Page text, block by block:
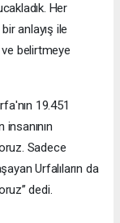
Her
anlayış ile
belirtmeye
19.451
Sadece
Urfalıların da
dedi.